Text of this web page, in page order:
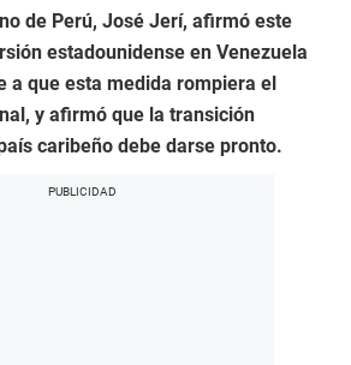
de Perú, José Jerí, afirmó este
estadounidense en Venezuela
a que esta medida rompiera el
y afirmó que la transición
caribeño debe darse pronto.